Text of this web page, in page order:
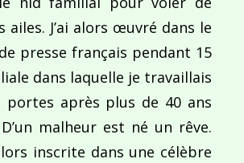
pour réduire les
traitées.
ailes. J’ai alors œuvré dans le
presse français pendant 15
dans laquelle je travaillais
portes après plus de 40 ans
D’un malheur est né un rêve.
inscrite dans une célèbre